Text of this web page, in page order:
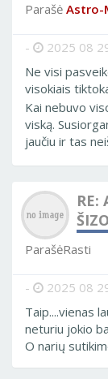
Parašė Astro-
- 2025 08
Ne visi
visokiais
Kai nebuvo
viską.
jaučiu ir tas
RE:
ParašėRasti
- 2025 08
Taip....vienas
neturiu jokio
O narių